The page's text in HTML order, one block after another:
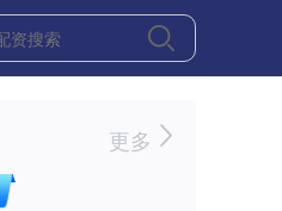
更多